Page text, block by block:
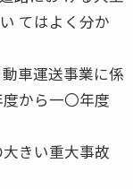
てはよく分か
車運送事業に係
から一〇年度
きい重大事故